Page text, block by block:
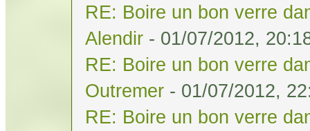
RE: Boire un bon verre
Alendir - 01/07/2012,
RE: Boire un bon verre
Outremer - 01/07/2012,
RE: Boire un bon verre